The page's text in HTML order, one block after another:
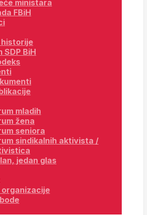
ministara
FBiH
historije
SDP BiH
mladih
žena
seniora
sindikalnih aktivista /
jedan glas
organizacije